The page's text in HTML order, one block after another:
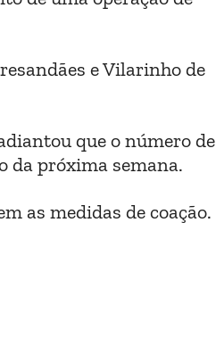
e Vilarinho de
que o número de
da próxima semana.
as medidas de coação.